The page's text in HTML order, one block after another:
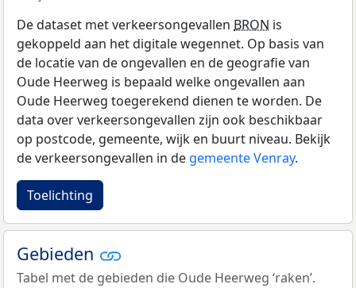
De dataset met verkeersongevallen BRON is
gekoppeld aan het digitale wegennet. Op basis van
de locatie van de ongevallen en de geografie van
Oude Heerweg is bepaald welke ongevallen aan
Oude Heerweg toegerekend dienen te worden. De
data over verkeersongevallen zijn ook beschikbaar
op postcode, gemeente, wijk en buurt niveau. Bekijk
de verkeersongevallen in de gemeente Venray.
Toelichting
Gebieden
Tabel met de gebieden die Oude Heerweg ‘raken’.